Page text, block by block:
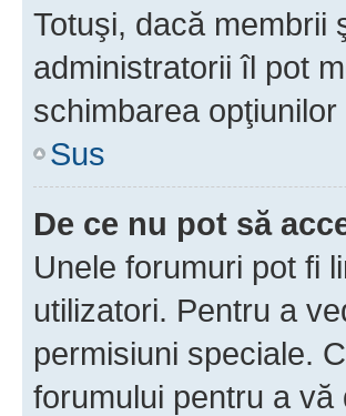
Totuşi, dacă membrii
administratorii îl pot
schimbarea
Sus
De ce nu pot să
Unele forumuri pot fi
utilizatori. Pentru a
permisiuni speciale.
forumului pentru a vă